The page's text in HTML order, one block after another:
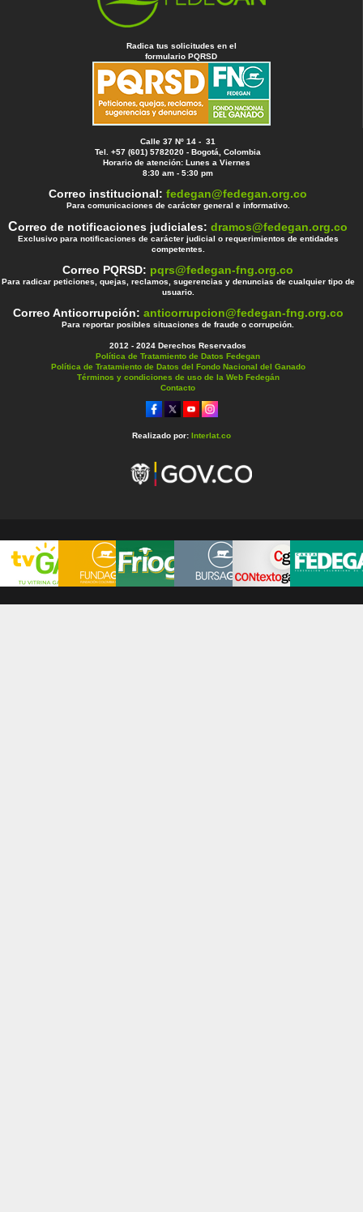
Radica tus solicitudes en el
formulario PQRSD
Calle 37 Nº 14 - 31
Tel. +57 (601) 5782020 - Bogotá, Colombia
Horario de atención: Lunes a Viernes
8:30 am - 5:30 pm
Correo institucional:fedegan@fedegan.org.co
Para comunicaciones de carácter general e informativo.
Correo de notificaciones judiciales:dramos@fedegan.org.co
Exclusivo para notificaciones de carácter judicial o requerimientos de entidades
competentes.
Correo PQRSD: pqrs@fedegan-fng.org.co
Para radicar peticiones, quejas, reclamos, sugerencias y denuncias de cualquier tipo de
usuario.
Correo Anticorrupción: anticorrupcion@fedegan-fng.org.co
Para reportar posibles situaciones de fraude o corrupción.
2012 - 2024 Derechos Reservados
Política de Tratamiento de Datos Fedegan
Política de Tratamiento de Datos del Fondo Nacional del Ganado
Términos y condiciones de uso de la Web Fedegán
Contacto
Realizado por: Interlat.co